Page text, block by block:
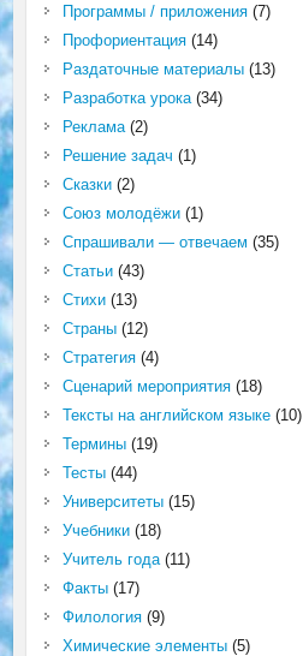
Программы / приложения(7)
Профориентация(14)
Раздаточные материалы(13)
Разработка урока(34)
Реклама(2)
Решение задач (1)
Сказки(2)
Союз молодёжи(1)
Спрашивали — отвечаем (35)
Статьи(43)
Стихи(13)
Страны(12)
Стратегия(4)
Сценарий мероприятия(18)
Тексты на английском языке(10)
Термины(19)
Тесты(44)
Университеты(15)
Учебники(18)
Учитель года(11)
Факты(17)
Филология(9)
Химические элементы(5)